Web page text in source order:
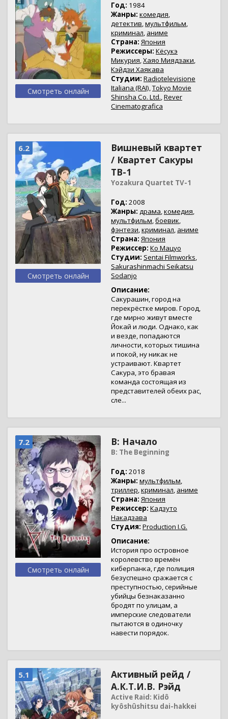
Смотреть онлайн
Год: 1984
Жанры: комедия,
детектив,мультфильм,
криминал, аниме
Страна: Япония
Режиссеры: Кёсукэ
Микурия,Хаяо Миядзаки,
Кэйдзи Хаякава
Студии: Radiotelevisione
Italiana (RAI),Tokyo Movie
Shinsha Co. Ltd.,Rever
Cinematografica
6.2
Смотреть онлайн
Вишневый квартет
/ Квартет Сакуры
ТВ-1
Yozakura Quartet TV-1
Год: 2008
Жанры: драма,комедия,
мультфильм,боевик,
фэнтези,криминал, аниме
Страна: Япония
Режиссер: Ко Мацуо
Студии: Sentai Filmworks,
Sakurashinmachi Seikatsu
Sodanjo
Описание:
Сакурашин, город на
перекрёстке миров. Город,
где мирно живут вместе
Йокай и люди. Однако, как
и везде, попадаются
личности, которых тишина
и покой, ну никак не
устраивают. Квартет
Сакура, это бравая
команда состоящая из
представителей обеих рас,
сле...
7.2
Смотреть онлайн
B: Начало
B: The Beginning
Год: 2018
Жанры: мультфильм,
триллер,криминал, аниме
Страна: Япония
Режиссер: Кадзуто
Накадзава
Студия: Production I.G.
Описание:
История про островное
королевство времён
киберпанка, где полиция
безуспешно сражается с
преступностью, серийные
убийцы безнаказанно
бродят по улицам, а
имперские следователи
пытаются в одиночку
навести порядок.
5.1
Активный рейд /
А.К.Т.И.В. Рэйд
Active Raid: Kidô
kyôshûshitsu dai-hakkei